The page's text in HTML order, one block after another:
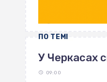
ПО ТЕМІ
У Черкасах
09:00